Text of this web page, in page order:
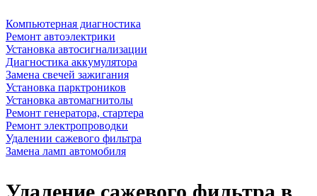
Компьютерная диагностика
Ремонт автоэлектрики
Установка автосигнализации
Диагностика аккумулятора
Замена свечей зажигания
Установка парктроников
Установка автомагнитолы
Ремонт генератора, стартера
Ремонт электропроводки
Удалении сажевого фильтра
Замена ламп автомобиля